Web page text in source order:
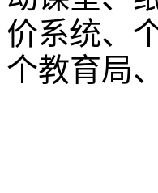
价系统、
个教育局